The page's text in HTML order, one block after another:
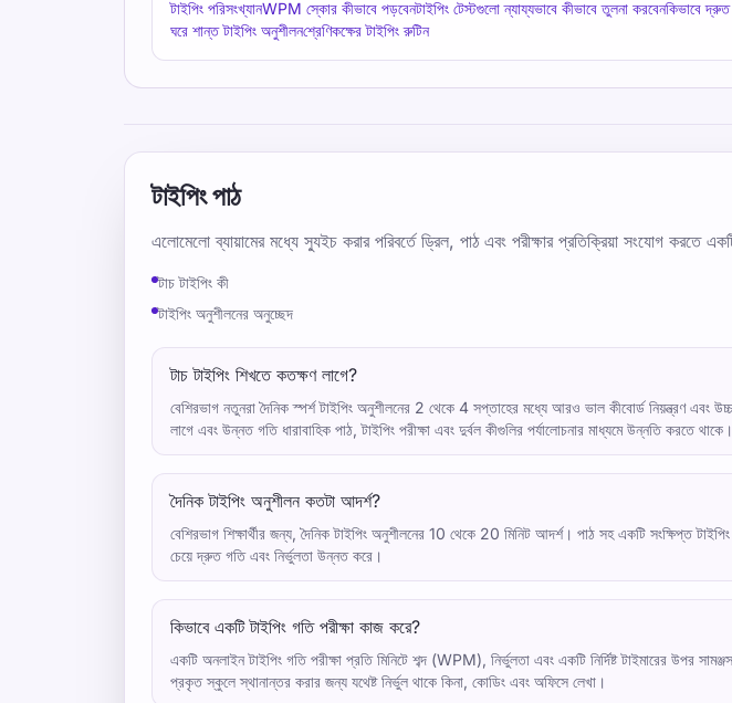
টাইপিং পরিসংখ্যানWPM স্কোর কীভাবে পড়বেনটাইপিং টেস্টগুলো ন্যায্যভাবে কীভাবে তুলনা করবেনকিভাবে
ঘরে শান্ত টাইপিং অনুশীলনশ্রেণিকক্ষের টাইপিং রুটিন
টাইপিং পাঠ
এলোমেলো ব্যায়ামের মধ্যে স্যুইচ করার পরিবর্তে ড্রিল, পাঠ এবং পরীক্ষার প্রতিক্রিয়া সংযোগ করতে
টাচ টাইপিং কী
টাইপিং অনুশীলনের অনুচ্ছেদ
টাচ টাইপিং শিখতে কতক্ষণ লাগে?
বেশিরভাগ নতুনরা দৈনিক স্পর্শ টাইপিং অনুশীলনের 2 থেকে 4 সপ্তাহের মধ্যে আরও ভাল কীবোর্ড নিয়ন্ত্রণ
লাগে এবং উন্নত গতি ধারাবাহিক পাঠ, টাইপিং পরীক্ষা এবং দুর্বল কীগুলির পর্যালোচনার মাধ্যমে উন্নতি করতে থাকে।
দৈনিক টাইপিং অনুশীলন কতটা আদর্শ?
বেশিরভাগ শিক্ষার্থীর জন্য, দৈনিক টাইপিং অনুশীলনের 10 থেকে 20 মিনিট আদর্শ। পাঠ সহ একটি সংক্ষিপ্ত
চেয়ে দ্রুত গতি এবং নির্ভুলতা উন্নত করে।
কিভাবে একটি টাইপিং গতি পরীক্ষা কাজ করে?
একটি অনলাইন টাইপিং গতি পরীক্ষা প্রতি মিনিটে শব্দ (WPM), নির্ভুলতা এবং একটি নির্দিষ্ট টাইমারের উপর
প্রকৃত স্কুলে স্থানান্তর করার জন্য যথেষ্ট নির্ভুল থাকে কিনা, কোডিং এবং অফিসে লেখা।